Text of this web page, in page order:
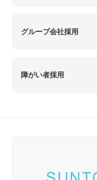
グループ会社採用
障がい者採用